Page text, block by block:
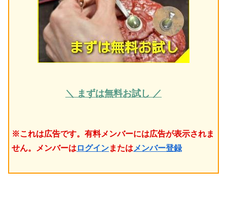
＼ まずは無料お試し ／
※これは広告です。有料メンバーには広告が表示されま
せん。メンバーは ログインまたは メンバー登録